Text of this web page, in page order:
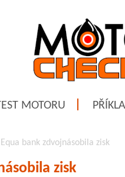
MOTORU
Equa bank zdvojnásobila zisk
zisk